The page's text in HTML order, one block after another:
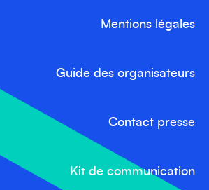
Mentions légales
Guide des organisateurs
Contact presse
Kit de communication